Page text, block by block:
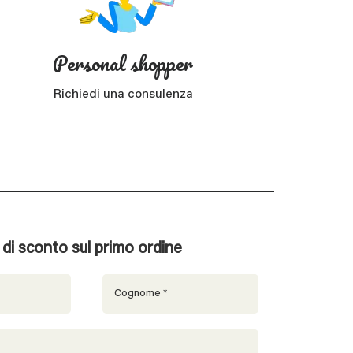
Personal shopper
Richiedi una consulenza
di sconto sul primo ordine